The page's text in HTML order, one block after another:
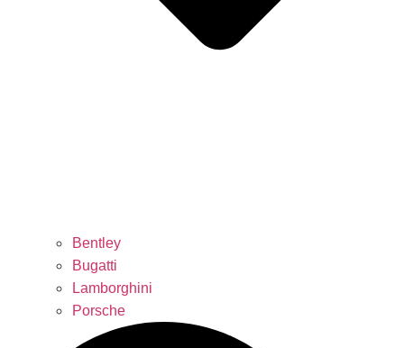
Bentley
Bugatti
Lamborghini
Porsche